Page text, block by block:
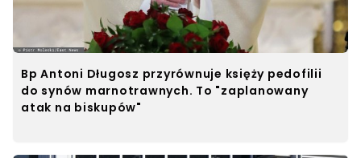
Bp Antoni Długosz przyrównuje księży pedofilii
do synów marnotrawnych. To "zaplanowany
atak na biskupów"